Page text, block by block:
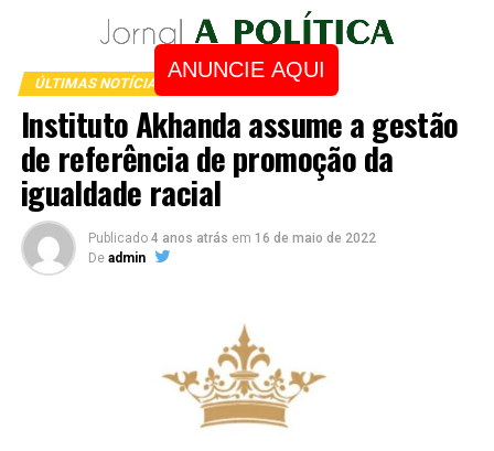
ANUNCIE AQUI
ÚLTIMAS NOTÍCIAS
Instituto Akhanda assume a gestão
de referência de promoção da
igualdade racial
Publicado 4 anos atrás em 16 de maio de 2022
De admin